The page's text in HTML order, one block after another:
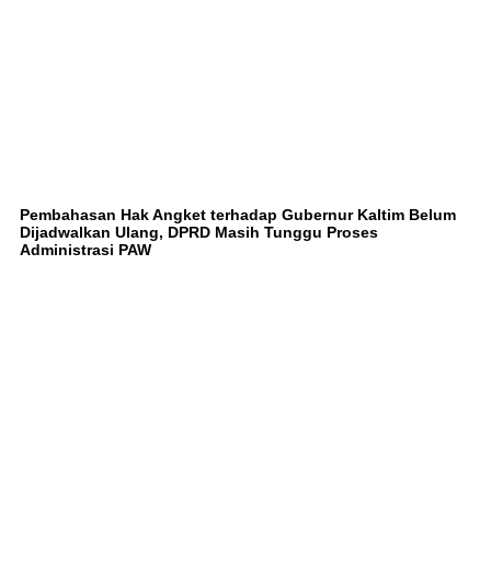
Pembahasan Hak Angket terhadap Gubernur Kaltim Belum
Dijadwalkan Ulang, DPRD Masih Tunggu Proses
Administrasi PAW